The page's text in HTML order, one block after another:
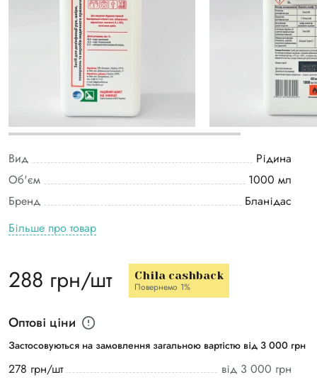
Вид
Рідина
Об'єм
1000 мл
Бренд
Бланідас
Більше про товар
288 грн/шт Chila cashback
Повернемо 1%
Оптові ціни
Застосовуються на замовлення загальною вартістю від 3 000 грн
278 грн/шт
від 3 000 грн